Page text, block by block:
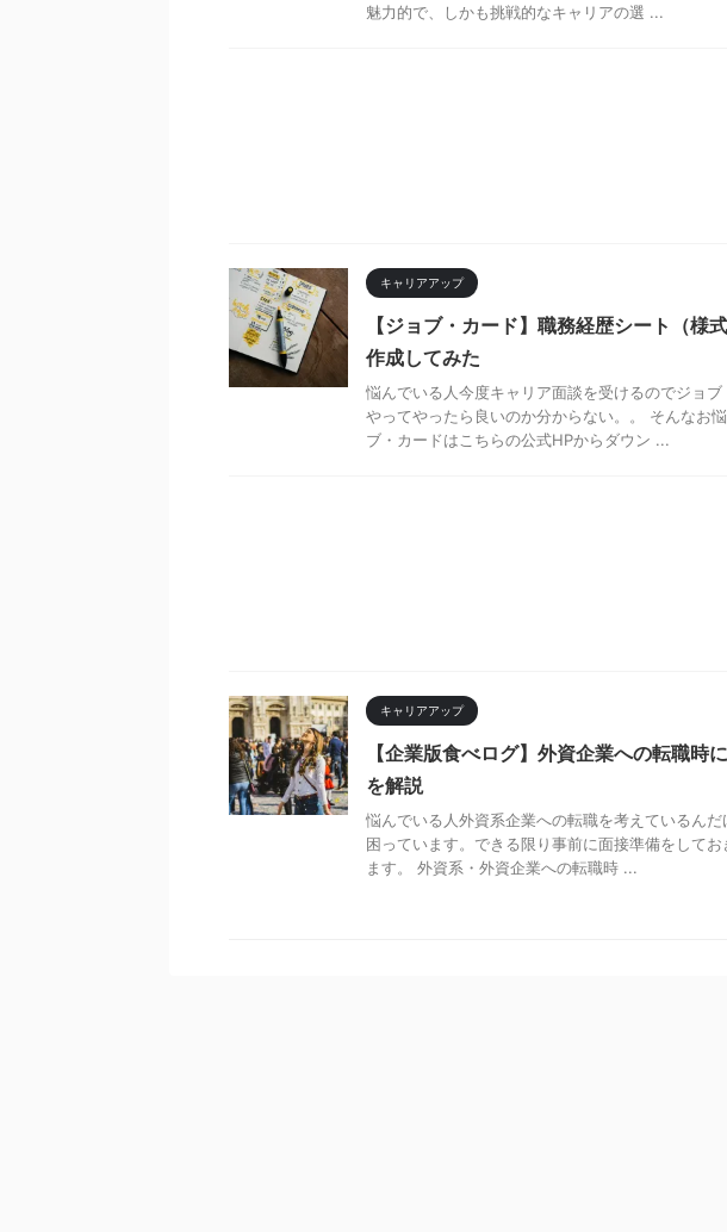
魅力的で、しかも挑戦的なキャリアの選 ...
キャリアアップ
【ジョブ・カード】職務経歴シート（様
作成してみた
悩んでいる人今度キャリア面談を受けるのでジョ
やってやったら良いのか分からない。。 そんなお
ブ・カードはこちらの公式HPからダウン ...
キャリアアップ
【企業版食べログ】外資企業への転職
を解説
悩んでいる人外資系企業への転職を考えているん
困っています。できる限り事前に面接準備をして
ます。 外資系・外資企業への転職時 ...